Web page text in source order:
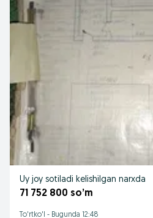
Uy joy sotiladi kelishilgan narxda
71 752 800 so’m
To'rtko'l - Bugunda 12:48